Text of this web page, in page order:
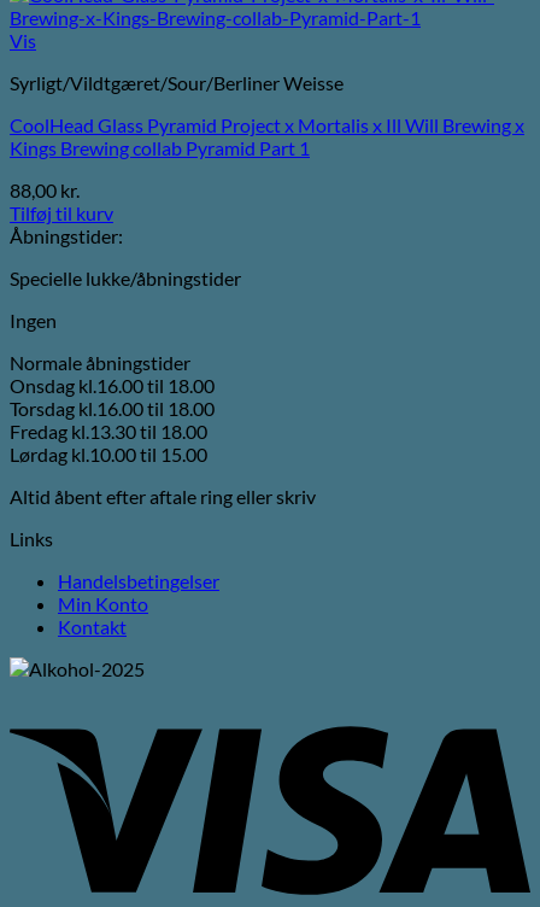
Vis
Syrligt/Vildtgæret/Sour/Berliner Weisse
CoolHead Glass Pyramid Project x Mortalis x Ill Will Brewing x
Kings Brewing collab Pyramid Part 1
88,00 kr.
Tilføj til kurv
Åbningstider:
Specielle lukke/åbningstider
Ingen
Normale åbningstider
Onsdag kl.16.00 til 18.00
Torsdag kl.16.00 til 18.00
Fredag kl.13.30 til 18.00
Lørdag kl.10.00 til 15.00
Altid åbent efter aftale ring eller skriv
Links
Handelsbetingelser
Min Konto
Kontakt